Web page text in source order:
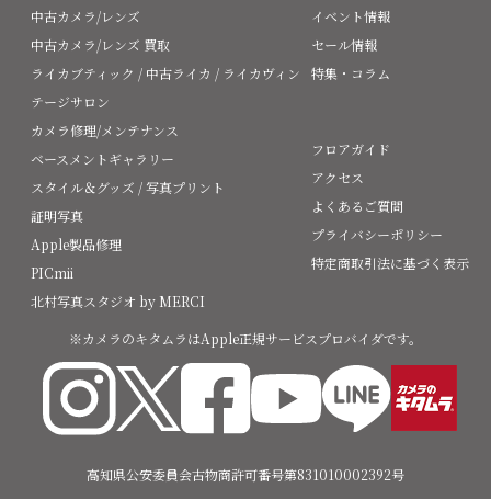
中古カメラ/レンズ
中古カメラ/レンズ 買取
ライカブティック / 中古ライカ / ライカヴィン
テージサロン
カメラ修理/メンテナンス
ベースメントギャラリー
スタイル＆グッズ / 写真プリント
証明写真
Apple製品修理
PICmii
北村写真スタジオ by MERCI
※カメラのキタムラはApple正規サービスプロバイダです。
イベント情報
セール情報
特集・コラム
フロアガイド
アクセス
よくあるご質問
プライバシーポリシー
特定商取引法に基づく表示
高知県公安委員会古物商許可番号第831010002392号